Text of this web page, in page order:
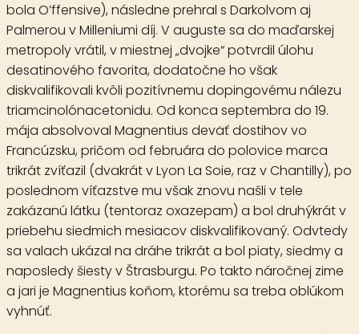
bola O’ffensive), následne prehral s Darkolvom aj
Palmerou v Milleniumi díj. V auguste sa do maďarskej
metropoly vrátil, v miestnej „dvojke“ potvrdil úlohu
desatinového favorita, dodatočne ho však
diskvalifikovali kvôli pozitívnemu dopingovému nálezu
triamcinolónacetonidu. Od konca septembra do 19.
mája absolvoval Magnentius deväť dostihov vo
Francúzsku, pričom od februára do polovice marca
trikrát zvíťazil (dvakrát v Lyon La Soie, raz v Chantilly), po
poslednom víťazstve mu však znovu našli v tele
zakázanú látku (tentoraz oxazepam) a bol druhýkrát v
priebehu siedmich mesiacov diskvalifikovaný. Odvtedy
sa valach ukázal na dráhe trikrát a bol piaty, siedmy a
naposledy šiesty v Štrasburgu. Po takto náročnej zime
a jari je Magnentius koňom, ktorému sa treba oblúkom
vyhnúť.